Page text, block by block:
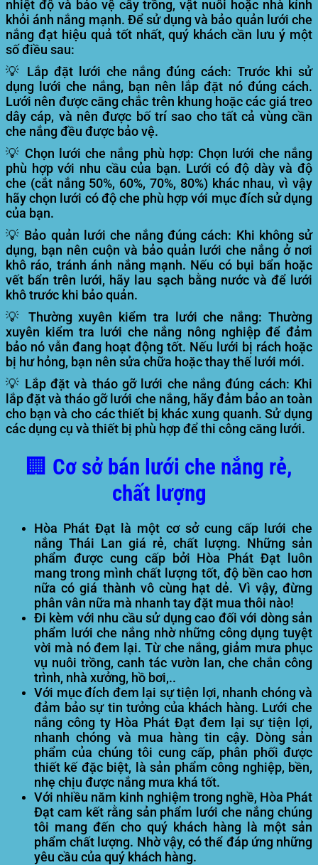
nhiệt độ và bảo vệ cây trồng, vật nuôi hoặc nhà kính
khỏi ánh nắng mạnh. Để sử dụng và bảo quản lưới che
nắng đạt hiệu quả tốt nhất, quý khách cần lưu ý một
số điều sau:
💡 Lắp đặt lưới che nắng đúng cách: Trước khi sử
dụng lưới che nắng, bạn nên lắp đặt nó đúng cách.
Lưới nên được căng chắc trên khung hoặc các giá treo
dây cáp, và nên được bố trí sao cho tất cả vùng cần
che nắng đều được bảo vệ.
💡 Chọn lưới che nắng phù hợp: Chọn lưới che nắng
phù hợp với nhu cầu của bạn. Lưới có độ dày và độ
che (cắt nắng 50%, 60%, 70%, 80%) khác nhau, vì vậy
hãy chọn lưới có độ che phù hợp với mục đích sử dụng
của bạn.
💡 Bảo quản lưới che nắng đúng cách: Khi không sử
dụng, bạn nên cuộn và bảo quản lưới che nắng ở nơi
khô ráo, tránh ánh nắng mạnh. Nếu có bụi bẩn hoặc
vết bẩn trên lưới, hãy lau sạch bằng nước và để lưới
khô trước khi bảo quản.
💡 Thường xuyên kiểm tra lưới che nắng: Thường
xuyên kiểm tra lưới che nắng nông nghiệp để đảm
bảo nó vẫn đang hoạt động tốt. Nếu lưới bị rách hoặc
bị hư hỏng, bạn nên sửa chữa hoặc thay thế lưới mới.
💡 Lắp đặt và tháo gỡ lưới che nắng đúng cách: Khi
lắp đặt và tháo gỡ lưới che nắng, hãy đảm bảo an toàn
cho bạn và cho các thiết bị khác xung quanh. Sử dụng
các dụng cụ và thiết bị phù hợp để thi công căng lưới.
🏢 Cơ sở bán lưới che nắng rẻ,
chất lượng
Hòa Phát Đạt là một cơ sở cung cấp lưới che
nắng Thái Lan giá rẻ, chất lượng. Những sản
phẩm được cung cấp bởi Hòa Phát Đạt luôn
mang trong mình chất lượng tốt, độ bền cao hơn
nữa có giá thành vô cùng hạt dẻ. Vì vậy, đừng
phân vân nữa mà nhanh tay đặt mua thôi nào!
Đi kèm với nhu cầu sử dụng cao đối với dòng sản
phẩm lưới che nắng nhờ những công dụng tuyệt
vời mà nó đem lại. Từ che nắng, giảm mưa phục
vụ nuôi trồng, canh tác vườn lan, che chắn công
trình, nhà xưởng, hồ bơi,..
Với mục đích đem lại sự tiện lợi, nhanh chóng và
đảm bảo sự tin tưởng của khách hàng. Lưới che
nắng công ty Hòa Phát Đạt đem lại sự tiện lợi,
nhanh chóng và mua hàng tin cậy. Dòng sản
phẩm của chúng tôi cung cấp, phân phối được
thiết kế đặc biệt, là sản phẩm công nghiệp, bền,
nhẹ chịu được nắng mưa khá tốt.
Với nhiều năm kinh nghiệm trong nghề, Hòa Phát
Đạt cam kết rằng sản phẩm lưới che nắng chúng
tôi mang đến cho quý khách hàng là một sản
phẩm chất lượng. Nhờ vậy, có thể đáp ứng những
yêu cầu của quý khách hàng.